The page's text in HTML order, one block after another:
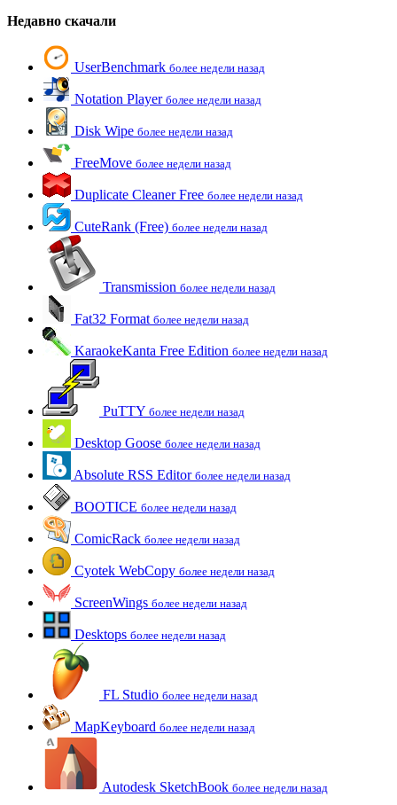
Недавно скачали
UserBenchmark более недели назад
Notation Player более недели назад
Disk Wipe более недели назад
FreeMove более недели назад
Duplicate Cleaner Free более недели назад
CuteRank (Free) более недели назад
Transmission более недели назад
Fat32 Format более недели назад
KaraokeKanta Free Edition более недели назад
PuTTY более недели назад
Desktop Goose более недели назад
Absolute RSS Editor более недели назад
BOOTICE более недели назад
ComicRack более недели назад
Cyotek WebCopy более недели назад
ScreenWings более недели назад
Desktops более недели назад
FL Studio более недели назад
MapKeyboard более недели назад
Autodesk SketchBook более недели назад